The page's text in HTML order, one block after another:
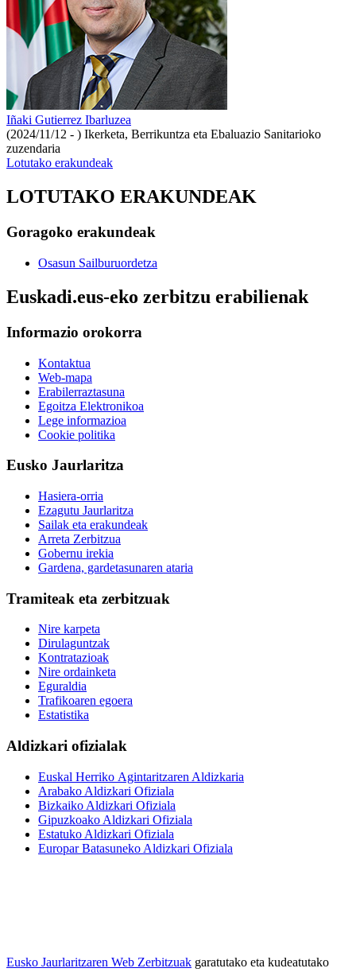
Iñaki Gutierrez Ibarluzea
(2024/11/12 - ) Ikerketa, Berrikuntza eta Ebaluazio Sanitarioko
zuzendaria
Lotutako erakundeak
LOTUTAKO ERAKUNDEAK
Goragoko erakundeak
Osasun Sailburuordetza
Euskadi.eus-eko zerbitzu erabilienak
Informazio orokorra
Kontaktua
Web-mapa
Erabilerraztasuna
Egoitza Elektronikoa
Lege informazioa
Cookie politika
Eusko Jaurlaritza
Hasiera-orria
Ezagutu Jaurlaritza
Sailak eta erakundeak
Arreta Zerbitzua
Gobernu irekia
Gardena, gardetasunaren ataria
Tramiteak eta zerbitzuak
Nire karpeta
Dirulaguntzak
Kontratazioak
Nire ordainketa
Eguraldia
Trafikoaren egoera
Estatistika
Aldizkari ofizialak
Euskal Herriko Agintaritzaren Aldizkaria
Arabako Aldizkari Ofiziala
Bizkaiko Aldizkari Ofiziala
Gipuzkoako Aldizkari Ofiziala
Estatuko Aldizkari Ofiziala
Europar Batasuneko Aldizkari Ofiziala
Eusko Jaurlaritzaren Web Zerbitzuak garatutako eta kudeatutako